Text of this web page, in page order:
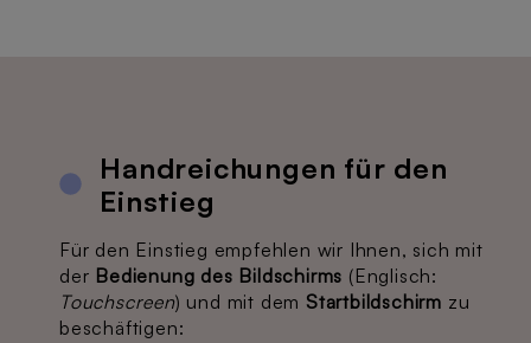
Handreichungen für den
Einstieg
Für den Einstieg empfehlen wir Ihnen, sich mit
der Bedienung des Bildschirms (Englisch:
Touchscreen) und mit dem Startbildschirm zu
beschäftigen: